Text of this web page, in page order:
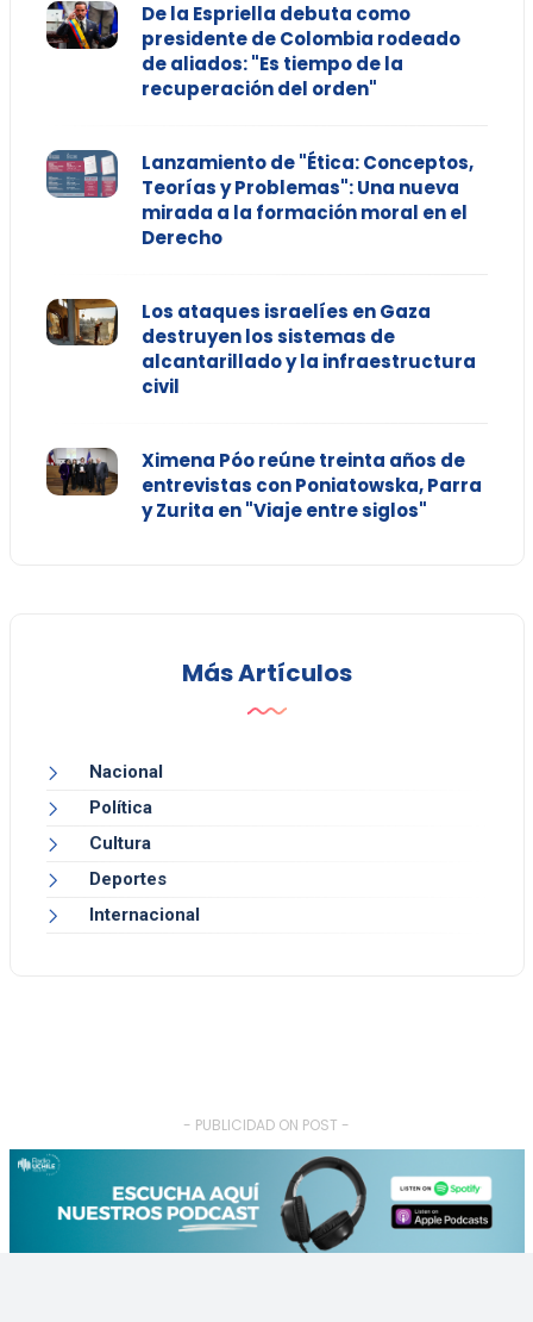
De la Espriella debuta como
presidente de Colombia rodeado
de aliados: "Es tiempo de la
recuperación del orden"
Lanzamiento de "Ética: Conceptos,
Teorías y Problemas": Una nueva
mirada a la formación moral en el
Derecho
Los ataques israelíes en Gaza
destruyen los sistemas de
alcantarillado y la infraestructura
civil
Ximena Póo reúne treinta años de
entrevistas con Poniatowska, Parra
y Zurita en "Viaje entre siglos"
Más Artículos
Nacional
Política
Cultura
Deportes
Internacional
- PUBLICIDAD ON POST -